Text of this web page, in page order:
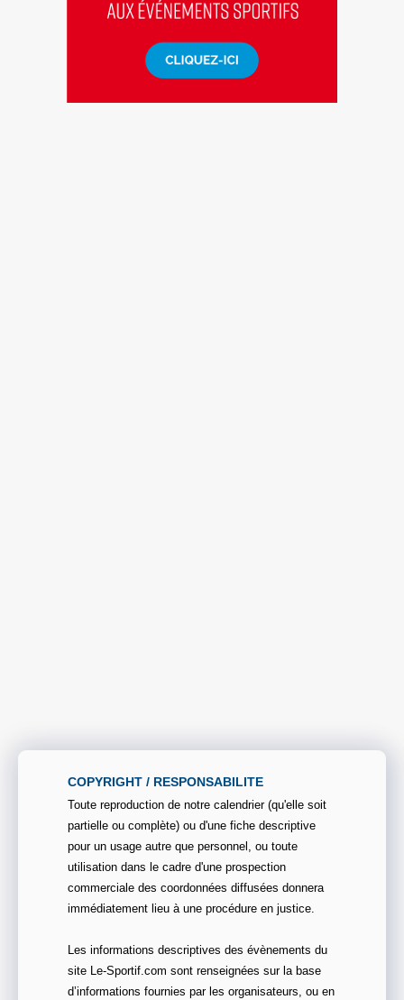
COPYRIGHT / RESPONSABILITE
Toute reproduction de notre calendrier (qu'elle soit
partielle ou complète) ou d'une fiche descriptive
pour un usage autre que personnel, ou toute
utilisation dans le cadre d'une prospection
commerciale des coordonnées diffusées donnera
immédiatement lieu à une procédure en justice.
Les informations descriptives des évènements du
site Le-Sportif.com sont renseignées sur la base
d’informations fournies par les organisateurs, ou en